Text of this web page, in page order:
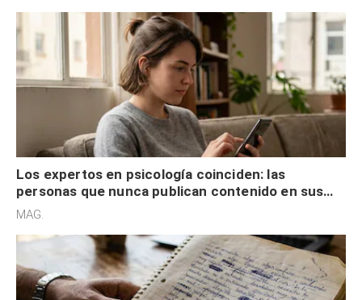
Los expertos en psicología coinciden: las
personas que nunca publican contenido en sus
redes sociales no pretenden buscar validación
MAG.